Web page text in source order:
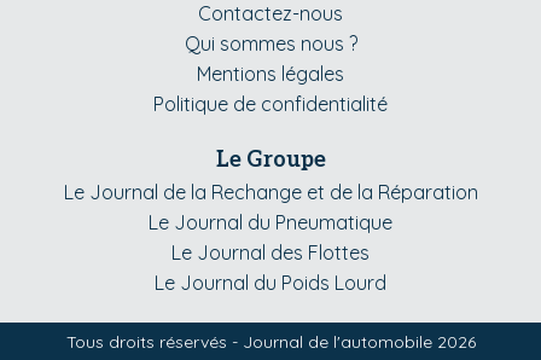
Contactez-nous
Qui sommes nous ?
Mentions légales
Politique de confidentialité
Le Groupe
Le Journal de la Rechange et de la Réparation
Le Journal du Pneumatique
Le Journal des Flottes
Le Journal du Poids Lourd
Tous droits réservés - Journal de l'automobile 2026